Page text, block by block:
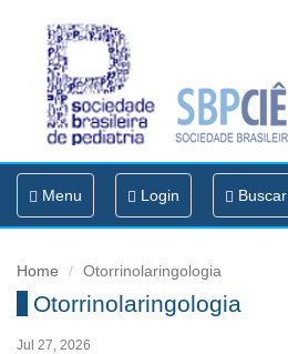
Toggle
navigation
Menu Login Buscar
Home Otorrinolaringologia
Otorrinolaringologia
Jul 27, 2026